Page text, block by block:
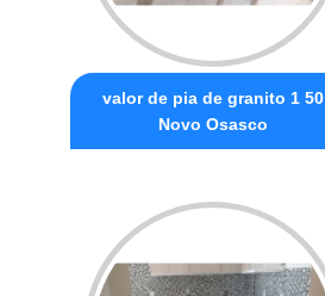
valor de pia de granito 1 50
Novo Osasco